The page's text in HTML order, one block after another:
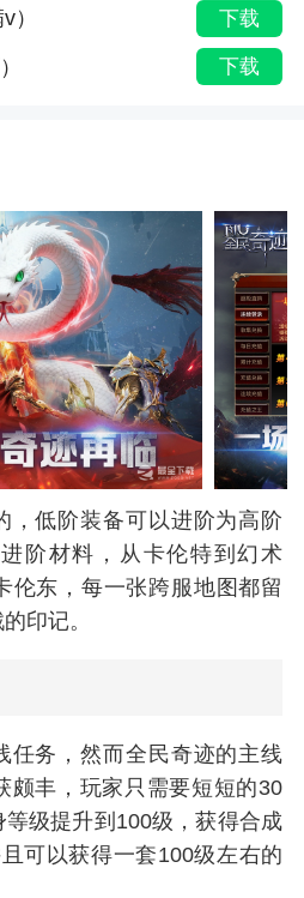
） 下载
下载
，低阶装备可以进阶为高阶
阶材料，从卡伦特到幻术
伦东，每一张跨服地图都留
印记。
任务，然而全民奇迹的主线
颇丰，玩家只需要短短的30
级提升到100级，获得合成
可以获得一套100级左右的